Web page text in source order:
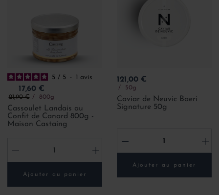
5 / 5 - 1 avis
Prix
17,60 €
Prix de base
21,90 € 800g
Cassoulet Landais au
Confit de Canard 800g -
Maison Castaing
- +
Ajouter au panier
Prix
121,00 €
50g
Caviar de Neuvic Baeri
Signature 50g
- +
Ajouter au panier